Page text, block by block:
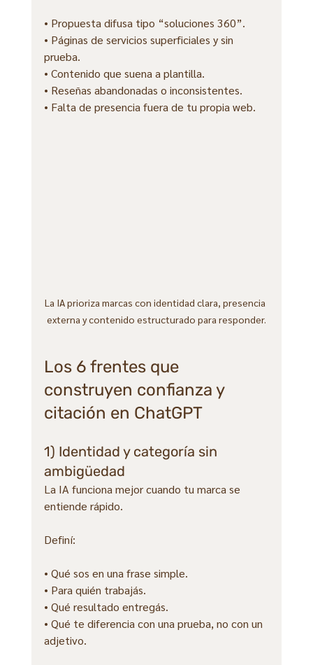
• Propuesta difusa tipo “soluciones 360”.
• Páginas de servicios superficiales y sin
prueba.
• Contenido que suena a plantilla.
• Reseñas abandonadas o inconsistentes.
• Falta de presencia fuera de tu propia web.
La IA prioriza marcas con identidad clara, presencia
externa y contenido estructurado para responder.
Los 6 frentes que
construyen confianza y
citación en ChatGPT
1) Identidad y categoría sin
ambigüedad
La IA funciona mejor cuando tu marca se
entiende rápido.
Definí:
• Qué sos en una frase simple.
• Para quién trabajás.
• Qué resultado entregás.
• Qué te diferencia con una prueba, no con un
adjetivo.